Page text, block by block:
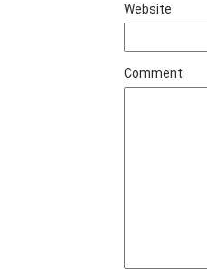
Website
Comment